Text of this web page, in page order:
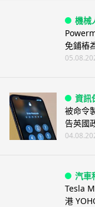
機械
免鋪樁
資訊
被命令
告英國
汽車
Tesla
港